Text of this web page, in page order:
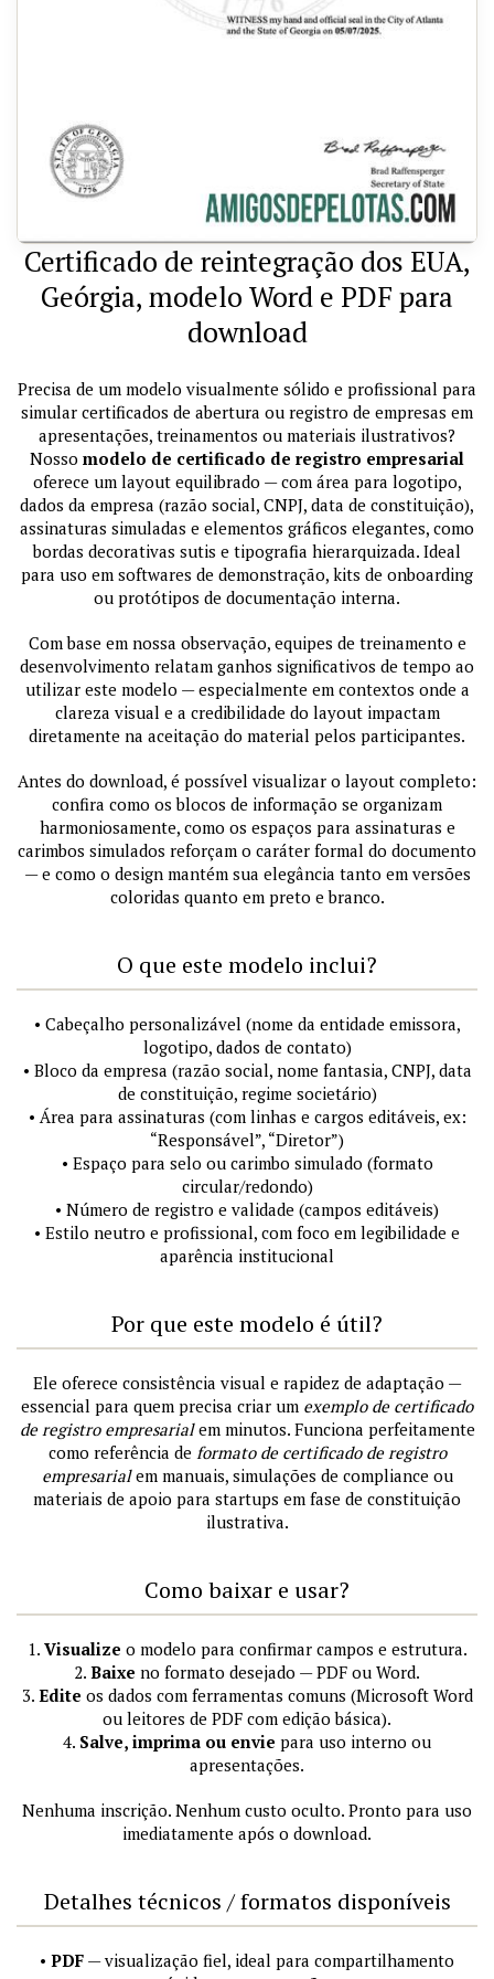
Certificado de reintegração dos EUA,
Geórgia, modelo Word e PDF para
download
Precisa de um modelo visualmente sólido e profissional para
simular certificados de abertura ou registro de empresas em
apresentações, treinamentos ou materiais ilustrativos?
Nosso modelo de certificado de registro empresarial
oferece um layout equilibrado — com área para logotipo,
dados da empresa (razão social, CNPJ, data de constituição),
assinaturas simuladas e elementos gráficos elegantes, como
bordas decorativas sutis e tipografia hierarquizada. Ideal
para uso em softwares de demonstração, kits de onboarding
ou protótipos de documentação interna.
Com base em nossa observação, equipes de treinamento e
desenvolvimento relatam ganhos significativos de tempo ao
utilizar este modelo — especialmente em contextos onde a
clareza visual e a credibilidade do layout impactam
diretamente na aceitação do material pelos participantes.
Antes do download, é possível visualizar o layout completo:
confira como os blocos de informação se organizam
harmoniosamente, como os espaços para assinaturas e
carimbos simulados reforçam o caráter formal do documento
— e como o design mantém sua elegância tanto em versões
coloridas quanto em preto e branco.
O que este modelo inclui?
• Cabeçalho personalizável (nome da entidade emissora,
logotipo, dados de contato)
• Bloco da empresa (razão social, nome fantasia, CNPJ, data
de constituição, regime societário)
• Área para assinaturas (com linhas e cargos editáveis, ex:
“Responsável”, “Diretor”)
• Espaço para selo ou carimbo simulado (formato
circular/redondo)
• Número de registro e validade (campos editáveis)
• Estilo neutro e profissional, com foco em legibilidade e
aparência institucional
Por que este modelo é útil?
Ele oferece consistência visual e rapidez de adaptação —
essencial para quem precisa criar um exemplo de certificado
de registro empresarialem minutos. Funciona perfeitamente
como referência de formato de certificado de registro
empresarialem manuais, simulações de compliance ou
materiais de apoio para startups em fase de constituição
ilustrativa.
Como baixar e usar?
1. Visualize o modelo para confirmar campos e estrutura.
2. Baixe no formato desejado — PDF ou Word.
3. Edite os dados com ferramentas comuns (Microsoft Word
ou leitores de PDF com edição básica).
4. Salve, imprima ou envie para uso interno ou
apresentações.
Nenhuma inscrição. Nenhum custo oculto. Pronto para uso
imediatamente após o download.
Detalhes técnicos / formatos disponíveis
• PDF — visualização fiel, ideal para compartilhamento